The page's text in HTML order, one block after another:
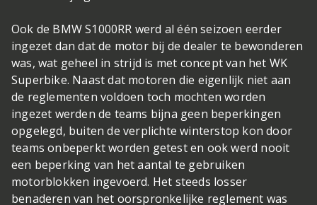
Ook de BMW S1000RR werd al één seizoen eerder
ingezet dan dat de motor bij de dealer te bewonderen
was, wat geheel in strijd is met concept van het WK
Superbike. Naast dat motoren die eigenlijk niet aan
de reglementen voldoen toch mochten worden
ingezet werden de teams bijna geen beperkingen
opgelegd, buiten de verplichte winterstop kon door
teams onbeperkt worden getest en ook werd nooit
een beperking van het aantal te gebruiken
motorblokken ingevoerd. Het steeds losser
benaderen van het oorspronkelijke reglement was